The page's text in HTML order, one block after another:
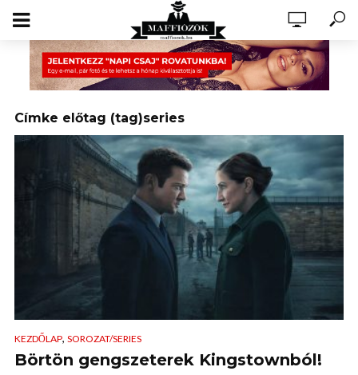
Címke előtag (tag)series
KEZDŐLAP, SOROZAT/SERIES
Börtön gengszeterek Kingstownból!